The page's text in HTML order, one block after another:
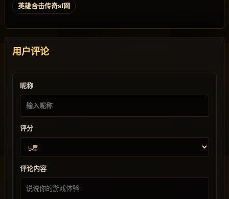
英雄合击传奇sf网
用户评论
昵称
评分
评论内容